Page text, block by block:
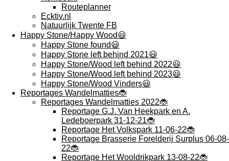
Routeplanner
Ecktiv.nl
Natuurlijk Twente FB
Happy Stone/Happy Wood😃
Happy Stone found😃
Happy Stone left behind 2021😃
Happy Stone/Wood left behind 2022😃
Happy Stone/Wood left behind 2023😃
Happy Stone/Wood Vinders😃
Reportages Wandelmatties🐞
Reportages Wandelmatties 2022🐞
Reportage G.J. Van Heekpark en A.
Ledeboerpark 31-12-21🐞
Reportage Het Volkspark 11-06-22🐞
Reportage Brasserie Forelderij Surplus 06-08-
22🐞
Reportage Het Wooldrikpark 13-08-22🐞